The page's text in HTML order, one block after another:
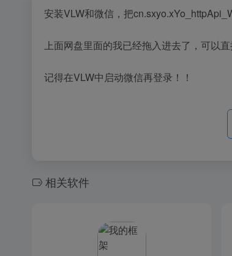
安装VLW和微信，把
上面网盘里面的我已经拖入进去了，可以直
记得在VLW中启动微信再登录！！
相关软件